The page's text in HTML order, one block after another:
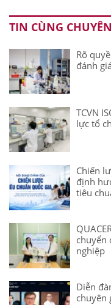
TIN CÙNG
Rõ
đánh
TCVN
lực tổ
Chiến
định
tiêu
chuyển
nghiệp
Diễn
chuyên